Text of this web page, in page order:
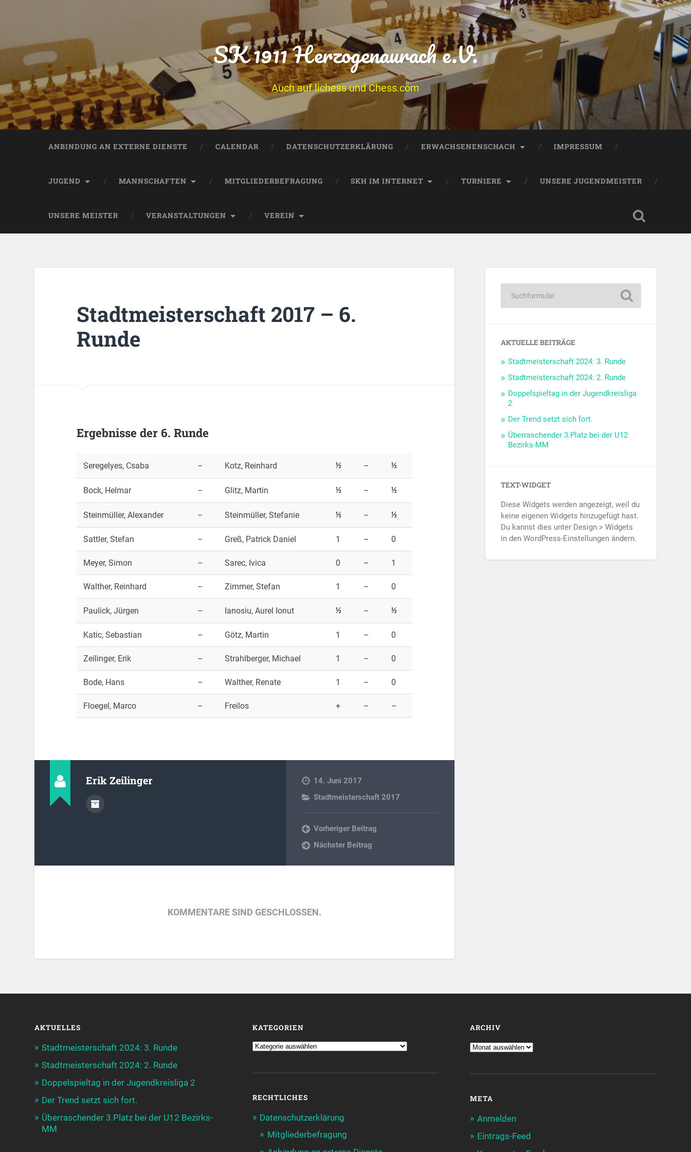
SK 1911 Herzogenaurach e.V.
Auch auf lichess und Chess.com
ANBINDUNG AN EXTERNE DIENSTE CALENDAR DATENSCHUTZERKLÄRUNG ERWACHSENENSCHACH IMPRESSUM
JUGEND MANNSCHAFTEN MITGLIEDERBEFRAGUNG SKH IM INTERNET TURNIERE UNSERE JUGENDMEISTER
UNSERE MEISTER VERANSTALTUNGEN VEREIN
Stadtmeisterschaft 2017 – 6.
Runde
Ergebnisse der 6. Runde
Seregelyes, Csaba – Kotz, Reinhard ½ – ½
Bock, Helmar – Glitz, Martin ½ – ½
Steinmüller, Alexander – Steinmüller, Stefanie ½ – ½
Sattler, Stefan – Greß, Patrick Daniel 1 – 0
Meyer, Simon – Sarec, Ivica 0 – 1
Walther, Reinhard – Zimmer, Stefan 1 – 0
Paulick, Jürgen – Ianosiu, Aurel Ionut ½ – ½
Katic, Sebastian – Götz, Martin 1 – 0
Zeilinger, Erik – Strahlberger, Michael 1 – 0
Bode, Hans – Walther, Renate 1 – 0
Floegel, Marco – Freilos + – –
Erik Zeilinger
14. Juni 2017
Stadtmeisterschaft 2017
Vorheriger Beitrag
Nächster Beitrag
KOMMENTARE SIND GESCHLOSSEN.
AKTUELLE BEITRÄGE
Stadtmeisterschaft 2024: 3. Runde
Stadtmeisterschaft 2024: 2. Runde
Doppelspieltag in der Jugendkreisliga
2
Der Trend setzt sich fort.
Überraschender 3.Platz bei der U12
Bezirks-MM
TEXT-WIDGET
Diese Widgets werden angezeigt, weil du
keine eigenen Widgets hinzugefügt hast.
Du kannst dies unter Design > Widgets
in den WordPress-Einstellungen ändern.
AKTUELLES
Stadtmeisterschaft 2024: 3. Runde
Stadtmeisterschaft 2024: 2. Runde
Doppelspieltag in der Jugendkreisliga 2
Der Trend setzt sich fort.
Überraschender 3.Platz bei der U12 Bezirks-
MM
KATEGORIEN
RECHTLICHES
Datenschutzerklärung
Mitgliederbefragung
ARCHIV
META
Anmelden
Eintrags-Feed